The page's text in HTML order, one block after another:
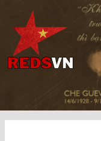
Kênh chia sẻ tri thức cộng